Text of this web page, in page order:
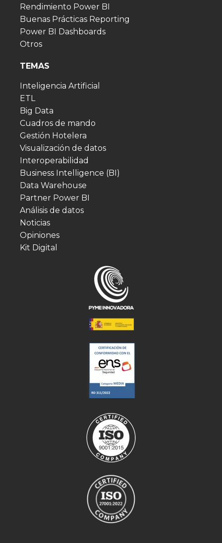
Rendimiento Power BI
Buenas Prácticas Reporting
Power BI Dashboards
Otros
TEMAS
Inteligencia Artificial
ETL
Big Data
Cuadros de mando
Gestión Hotelera
Visualización de datos
Interoperabilidad
Business Intelligence (BI)
Data Warehouse
Partner Power BI
Análisis de datos
Noticias
Opiniones
Kit Digital